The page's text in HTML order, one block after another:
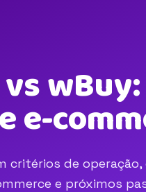
e-
critérios de
e próximos